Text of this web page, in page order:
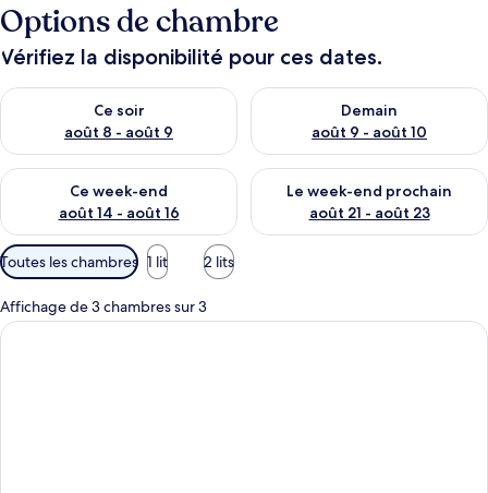
Options de chambre
Vérifiez la disponibilité pour ces dates.
Ce soir
août 8 - août 9
Vérifier la disponibilité pour ce soir août 8 - août 9
Demain
août 9 - août 10
Vérifier la disponibilité pour
Ce week-end
août 14 - août 16
Vérifier la disponibilité pour ce week-end août 14 - août 16
Le week-end prochain
août 21 - août 23
Vérifier la disponibilité pour
Filtres
disponibles
pour
les
Toutes les chambres 1 lit 2 lits
Affichage de 3 chambres sur 3